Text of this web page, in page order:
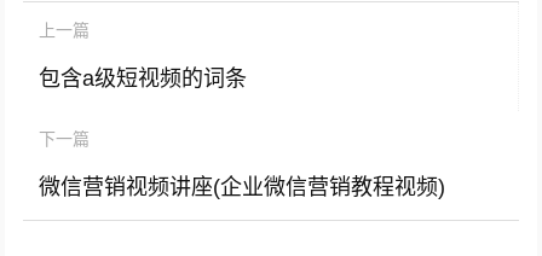
上一篇
包含a级短视频的词条
下一篇
微信营销视频讲座(企业微信营销教程视频)